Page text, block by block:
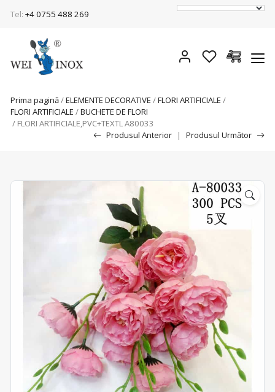
Tel: +4 0755 488 269
Prima pagină/ELEMENTE DECORATIVE /FLORI ARTIFICIALE /
FLORI ARTIFICIALE /BUCHETE DE FLORI
/ FLORI ARTIFICIALE,PVC+TEXTL A80033
Produsul Anterior
| Produsul Următor